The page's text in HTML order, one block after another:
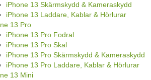
iPhone 13 Skärmskydd & Kameraskydd
iPhone 13 Laddare, Kablar & Hörlurar
13 Pro
iPhone 13 Pro Fodral
iPhone 13 Pro Skal
iPhone 13 Pro Skärmskydd & Kameraskydd
iPhone 13 Pro Laddare, Kablar & Hörlurar
13 Mini